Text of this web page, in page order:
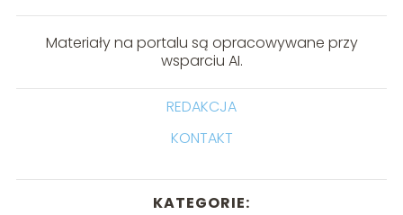
Materiały na portalu są opracowywane przy
wsparciu AI.
REDAKCJA
KONTAKT
KATEGORIE: